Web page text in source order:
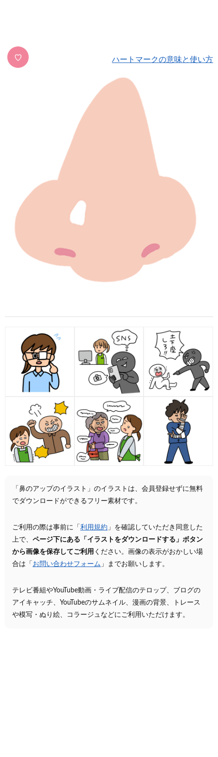
♡ ハートマークの意味と使い方
「鼻のアップのイラスト」のイラストは、会員登録せずに無料
でダウンロードができるフリー素材です。
ご利用の際は事前に「 利用規約 」を確認していただき同意した
上で、 ページ下にある「イラストをダウンロードする」ボタン
から画像を保存してご利用 ください。画像の表示がおかしい場
合は「 お問い合わせフォーム 」までお願いします。
テレビ番組やYouTube動画・ライブ配信のテロップ、ブログの
アイキャッチ、YouTubeのサムネイル、漫画の背景、トレース
や模写・ぬり絵、コラージュなどにご利用いただけます。